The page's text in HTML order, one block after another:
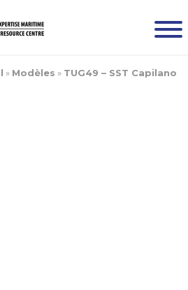
» Modèles » TUG49 – SST Capilano